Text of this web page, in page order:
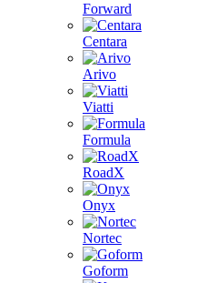
Forward
Centara
Arivo
Viatti
Formula
RoadX
Onyx
Nortec
Goform